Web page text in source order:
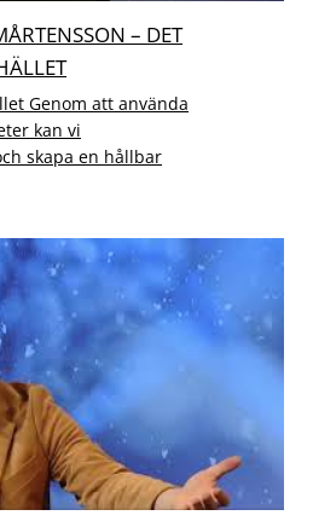
– DET
Genom att använda
kan vi
skapa en hållbar